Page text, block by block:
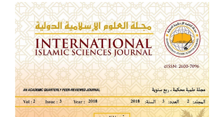
الشريط
الجانبي
للمقالة